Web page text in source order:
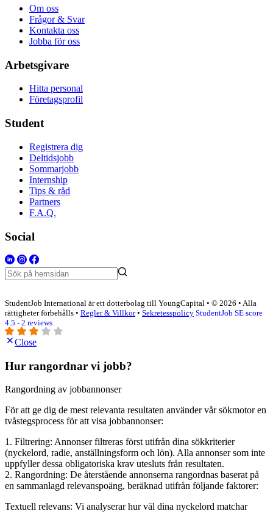
Om oss
Frågor & Svar
Kontakta oss
Jobba för oss
Arbetsgivare
Hitta personal
Företagsprofil
Student
Registrera dig
Deltidsjobb
Sommarjobb
Internship
Tips & råd
Partners
F.A.Q.
Social
StudentJob International är ett dotterbolag till YoungCapital • © 2026 • Alla
rättigheter förbehålls • Regler & Villkor• Sekretesspolicy StudentJob SE score
4.5 - 2 reviews
Close
Hur rangordnar vi jobb?
Rangordning av jobbannonser
För att ge dig de mest relevanta resultaten använder vår sökmotor en
tvåstegsprocess för att visa jobbannonser:
1. Filtrering: Annonser filtreras först utifrån dina sökkriterier
(nyckelord, radie, anställningsform och lön). Alla annonser som inte
uppfyller dessa obligatoriska krav utesluts från resultaten.
2. Rangordning: De återstående annonserna rangordnas baserat på
en sammanlagd relevanspoäng, beräknad utifrån följande faktorer:
Textuell relevans: Vi analyserar hur väl dina nyckelord matchar